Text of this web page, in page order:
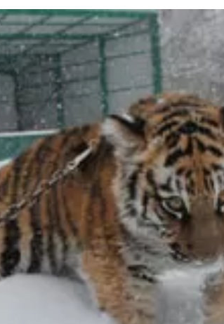
О регионе
Общая информация
Как добраться
Люди, прославившие Алтай
Карты и буклеты